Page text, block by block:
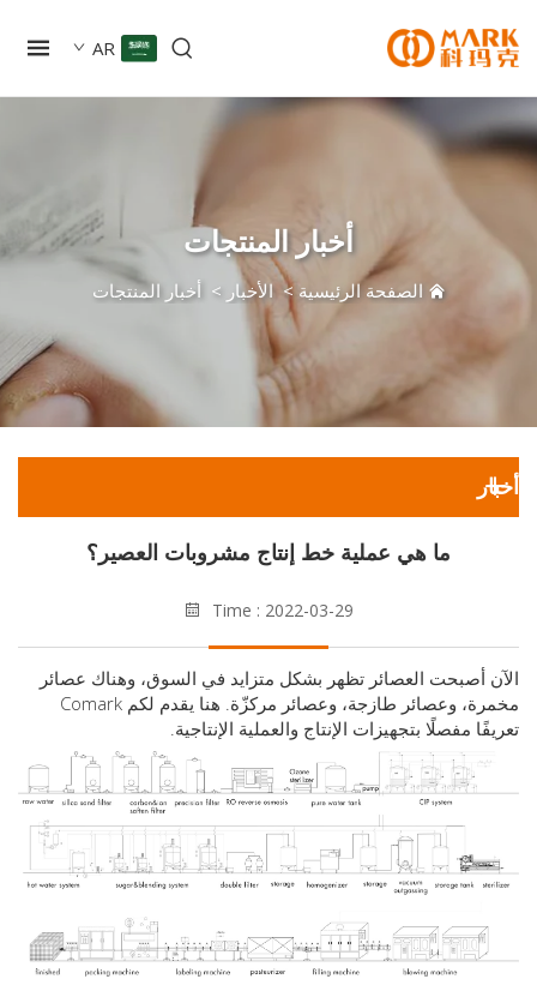
AR
أخبار المنتجات
الصفحة الرئيسية>الأخبار >أخبار المنتجات
ما هي عملية خط إنتاج مشروبات العصير؟
Time : 2022-03-29
أصبحت العصائر تظهر بشكل متزايد في السوق، وهناك عصائر
مخمرة، وعصائر طازجة، وعصائر مركزّة. هنا يقدم لكم Comark
مفصلًا بتجهيزات الإنتاج والعملية الإنتاجية.